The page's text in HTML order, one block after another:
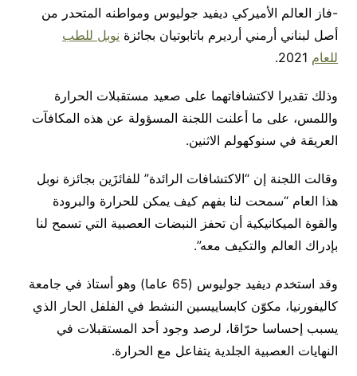
-فاز العالم الأميركي ديفيد جوليوس ومواطنه المتحدر من
أصل لبناني أرمني أرديرم باتابوتيان بجائزة نوبل للطب
للعام
وذلك تقديرا لاكتشافاتهما على صعيد مستقبلات الحرارة
واللمس، على ما أعلنت اللجنة المسؤولة عن هذه المكافآت
العريقة في سنوكهولم الاثنين.
وقالت اللجنة إن “الاكتشافات الرائدة” للفائزَين بجائزة نوبل
هذا العام “سمحت لنا بفهم كيف يمكن للحرارة والبرودة
والقوة الميكانيكية أن تحفز النبضات العصبية التي تسمح لنا
بإدراك العالم والتكيف معه”.
وقد استخدم ديفيد جوليوس (65 عاما) وهو أستاذ في جامعة
كاليفورنيا، مكوّن كابساييسين النشط في الفلفل الحار الذي
يسبب إحساسا حرّاقا، لرصد وجود أحد المستقبلات في
النهايات العصبية الجلدية يتفاعل مع الحرارة.